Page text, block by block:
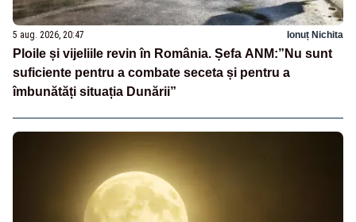
5 aug. 2026, 20:47 Ionuț Nichita
Ploile și vijeliile revin în România. Șefa ANM:”Nu sunt
suficiente pentru a combate seceta și pentru a
îmbunătăți situația Dunării”